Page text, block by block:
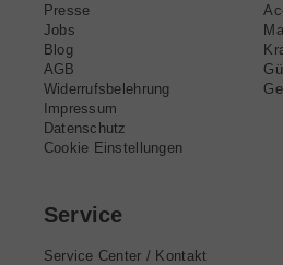
Presse
Jobs
Blog
AGB
Widerrufsbelehrung
Impressum
Datenschutz
Cookie Einstellungen
Service
Service Center / Kontakt